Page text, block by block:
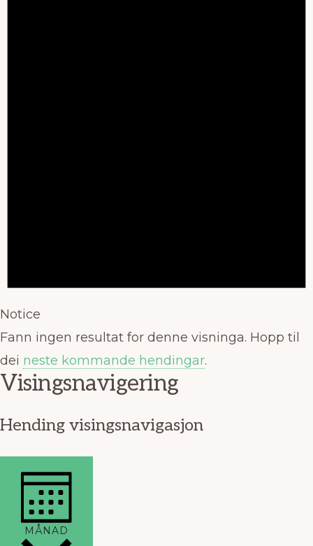
Notice
Fann ingen resultat for denne visninga. Hopp til
dei neste kommande hendingar.
Visingsnavigering
Hending visingsnavigasjon
MÅNAD